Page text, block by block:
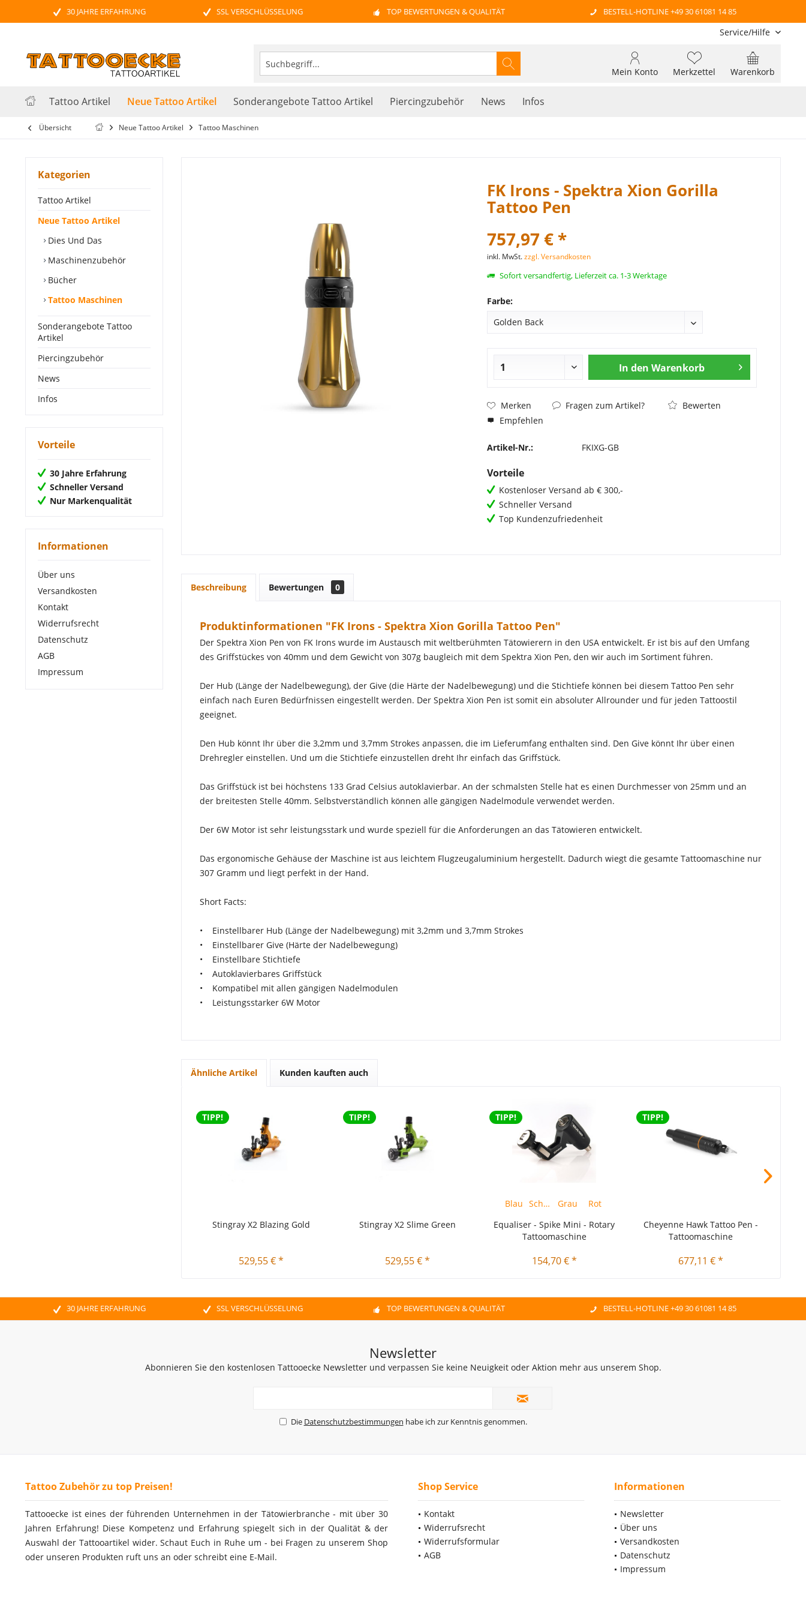
30 JAHRE ERFAHRUNG SSL VERSCHLÜSSELUNG TOP BEWERTUNGEN & QUALITÄT BESTELL-HOTLINE +49 30 61081 14 85
Service/Hilfe
Warenkorb
Merkzettel
Mein Konto
Tattoo Artikel Neue Tattoo Artikel Sonderangebote Tattoo Artikel Piercingzubehör News Infos
Übersicht Neue Tattoo Artikel Tattoo Maschinen
Kategorien
Tattoo Artikel
Neue Tattoo Artikel
Dies Und Das
Maschinenzubehör
Bücher
Tattoo Maschinen
Sonderangebote Tattoo
Artikel
Piercingzubehör
News
Infos
Vorteile
30 Jahre Erfahrung
Schneller Versand
Nur Markenqualität
Informationen
Über uns
Versandkosten
Kontakt
Widerrufsrecht
Datenschutz
AGB
Impressum
FK Irons - Spektra Xion Gorilla
Tattoo Pen
757,97 € *
inkl. MwSt.zzgl. Versandkosten
Sofort versandfertig, Lieferzeit ca. 1-3 Werktage
Farbe:
In den Warenkorb
Merken Fragen zum Artikel?
Bewerten
Empfehlen
Artikel-Nr.: FKIXG-GB
Vorteile
Kostenloser Versand ab € 300,-
Schneller Versand
Top Kundenzufriedenheit
Beschreibung Bewertungen 0
Produktinformationen "FK Irons - Spektra Xion Gorilla Tattoo Pen"
Der Spektra Xion Pen von FK Irons wurde im Austausch mit weltberühmten Tätowierern in den USA entwickelt. Er ist bis auf den Umfang
des Griffstückes von 40mm und dem Gewicht von 307g baugleich mit dem Spektra Xion Pen, den wir auch im Sortiment führen.
Der Hub (Länge der Nadelbewegung), der Give (die Härte der Nadelbewegung) und die Stichtiefe können bei diesem Tattoo Pen sehr
einfach nach Euren Bedürfnissen eingestellt werden. Der Spektra Xion Pen ist somit ein absoluter Allrounder und für jeden Tattoostil
geeignet.
Den Hub könnt Ihr über die 3,2mm und 3,7mm Strokes anpassen, die im Lieferumfang enthalten sind. Den Give könnt Ihr über einen
Drehregler einstellen. Und um die Stichtiefe einzustellen dreht Ihr einfach das Griffstück.
Das Griffstück ist bei höchstens 133 Grad Celsius autoklavierbar. An der schmalsten Stelle hat es einen Durchmesser von 25mm und an
der breitesten Stelle 40mm. Selbstverständlich können alle gängigen Nadelmodule verwendet werden.
Der 6W Motor ist sehr leistungsstark und wurde speziell für die Anforderungen an das Tätowieren entwickelt.
Das ergonomische Gehäuse der Maschine ist aus leichtem Flugzeugaluminium hergestellt. Dadurch wiegt die gesamte Tattoomaschine nur
307 Gramm und liegt perfekt in der Hand.
Short Facts:
• Einstellbarer Hub (Länge der Nadelbewegung) mit 3,2mm und 3,7mm Strokes
• Einstellbarer Give (Härte der Nadelbewegung)
• Einstellbare Stichtiefe
• Autoklavierbares Griffstück
• Kompatibel mit allen gängigen Nadelmodulen
• Leistungsstarker 6W Motor
Ähnliche Artikel Kunden kauften auch
TIPP!
Stingray X2 Blazing Gold
529,55 € *
TIPP!
Stingray X2 Slime Green
529,55 € *
TIPP!
Blau Schwarz Grau
Rot
Equaliser - Spike Mini - Rotary
Tattoomaschine
154,70 € *
TIPP!
Cheyenne Hawk Tattoo Pen -
Tattoomaschine
677,11 € *
30 JAHRE ERFAHRUNG SSL VERSCHLÜSSELUNG TOP BEWERTUNGEN & QUALITÄT BESTELL-HOTLINE +49 30 61081 14 85
Newsletter
Abonnieren Sie den kostenlosen Tattooecke Newsletter und verpassen Sie keine Neuigkeit oder Aktion mehr aus unserem Shop.
Die Datenschutzbestimmungen habe ich zur Kenntnis genommen.
Tattoo Zubehör zu top Preisen!
Tattooecke ist eines der führenden Unternehmen in der Tätowierbranche - mit über 30
Jahren Erfahrung! Diese Kompetenz und Erfahrung spiegelt sich in der Qualität & der
Auswahl der Tattooartikel wider. Schaut Euch in Ruhe um - bei Fragen zu unserem Shop
oder unseren Produkten ruft uns an oder schreibt eine E-Mail.
Shop Service
Kontakt
Widerrufsrecht
Widerrufsformular
AGB
Informationen
Newsletter
Über uns
Versandkosten
Datenschutz
Impressum